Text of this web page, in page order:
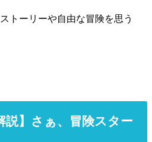
トーリーや自由な冒険を思う
説】さぁ、冒険スター